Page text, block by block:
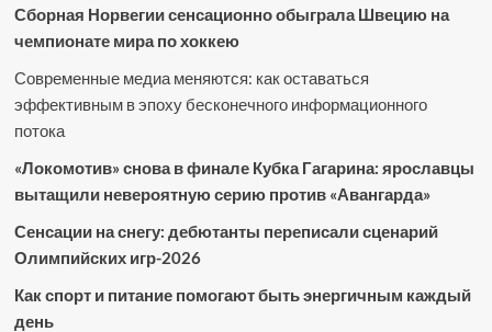
Сборная Норвегии сенсационно обыграла Швецию на
чемпионате мира по хоккею
Современные медиа меняются: как оставаться
эффективным в эпоху бесконечного информационного
потока
«Локомотив» снова в финале Кубка Гагарина: ярославцы
вытащили невероятную серию против «Авангарда»
Сенсации на снегу: дебютанты переписали сценарий
Олимпийских игр-2026
Как спорт и питание помогают быть энергичным каждый
день